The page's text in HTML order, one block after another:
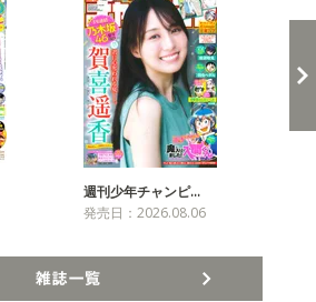
週刊少年チャンピ…
発売日：2026.08.06